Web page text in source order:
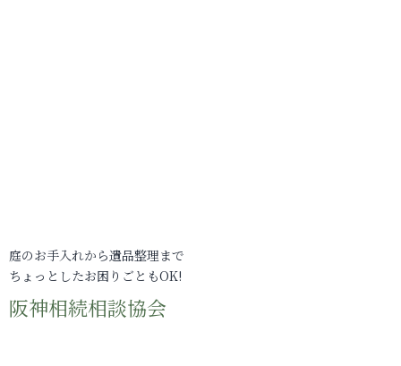
庭のお手入れから遺品整理まで
ちょっとしたお困りごともOK!
阪神相続相談協会